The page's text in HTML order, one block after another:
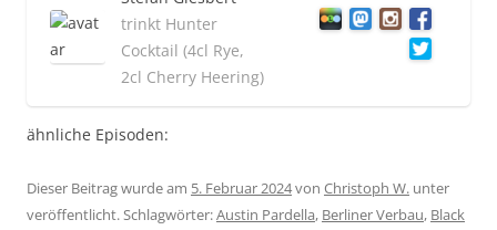
trinkt Hunter
Cocktail (4cl Rye,
2cl Cherry Heering)
ähnliche Episoden:
Dieser Beitrag wurde am 5. Februar 2024von Christoph W. unter
veröffentlicht. Schlagwörter:Austin Pardella, Berliner Verbau, Black